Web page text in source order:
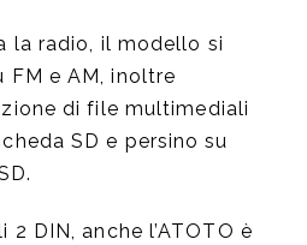
la radio, il modello si
FM e AM, inoltre
di file multimediali
SD e persino su
DIN, anche l’ATOTO è